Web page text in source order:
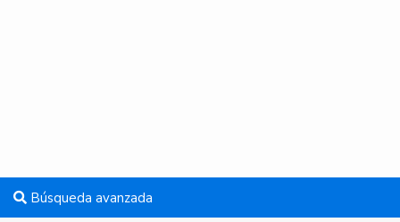
Búsqueda avanzada